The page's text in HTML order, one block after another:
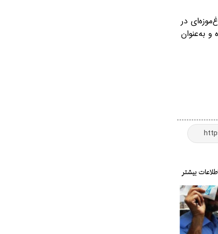
طراحی باغ‌موزه‌ای در
و به‌عنوان